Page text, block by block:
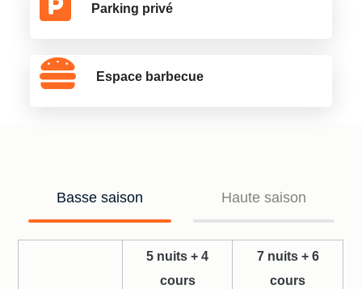
Parking privé
Espace barbecue
Basse saison Haute saison
5 nuits + 4
cours
7 nuits + 6
cours